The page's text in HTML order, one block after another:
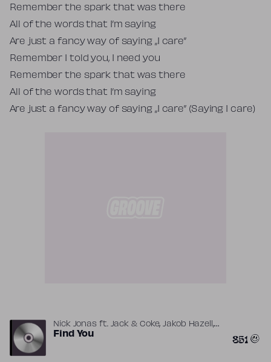
Remember the spark that was there
All of the words that I’m saying
Are just a fancy way of saying „I care”
Remember I told you, I need you
Remember the spark that was there
All of the words that I’m saying
Are just a fancy way of saying „I care” (Saying I care)
Nick Jonas ft. Jack & Coke,Jakob Hazell ,
Simon Wilcox
Find You 851